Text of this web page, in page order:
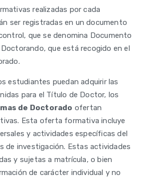
realizadas por cada
ser registradas en un documento
que se denomina Documento
que está recogido en el
estudiantes puedan adquirir las
para el Título de Doctor, los
de Doctorado ofertan
Esta oferta formativa incluye
y actividades específicas del
de investigación. Estas actividades
y sujetas a matrícula, o bien
de carácter individual y no